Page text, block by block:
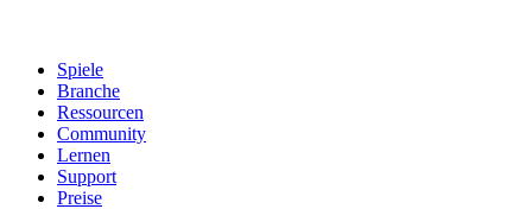
Spiele
Branche
Ressourcen
Community
Lernen
Support
Preise